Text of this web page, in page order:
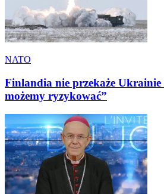
NATO
Finlandia nie przekaże
możemy ryzykować”